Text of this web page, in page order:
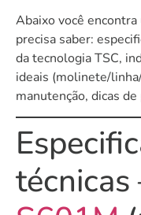
Abaixo você
precisa saber:
da tecnologia TSC,
ideais (molinete/
manutenção, dicas